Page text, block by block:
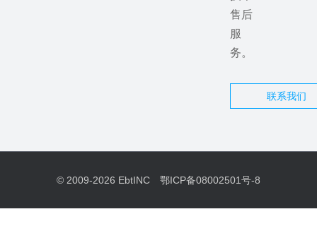
售后
服
务。
联系我们
© 2009-2026 EbtINC 鄂ICP备08002501号-8